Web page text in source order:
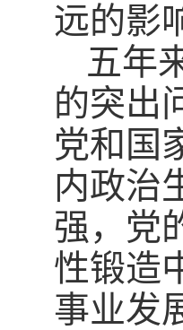
远的影
五年
的突出
党和国
内政治
强，党
性锻造
事业发